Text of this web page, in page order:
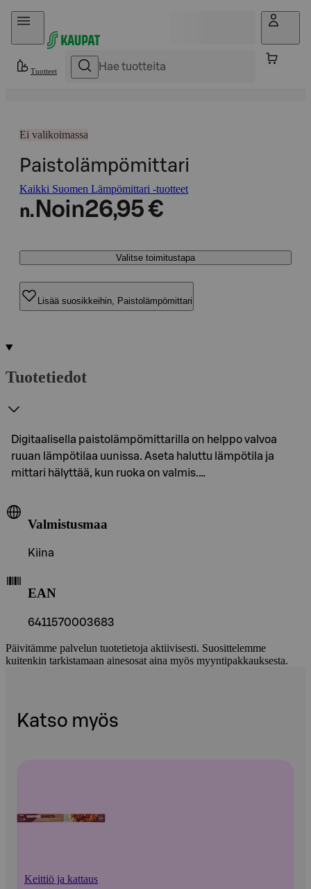
Hyppää sisältöön
Tuotteet
Ei valikoimassa
Paistolämpömittari
Kaikki Suomen Lämpömittari -tuotteet
n. Noin26,95 €
Valitse toimitustapa
Lisää suosikkeihin, Paistolämpömittari
Tuotetiedot
Digitaalisella paistolämpömittarilla on helppo valvoa
ruuan lämpötilaa uunissa. Aseta haluttu lämpötila ja
mittari hälyttää, kun ruoka on valmis.…
Valmistusmaa
Kiina
EAN
6411570003683
Päivitämme palvelun tuotetietoja aktiivisesti. Suosittelemme
kuitenkin tarkistamaan ainesosat aina myös myyntipakkauksesta.
Katso myös
Keittiö ja kattaus